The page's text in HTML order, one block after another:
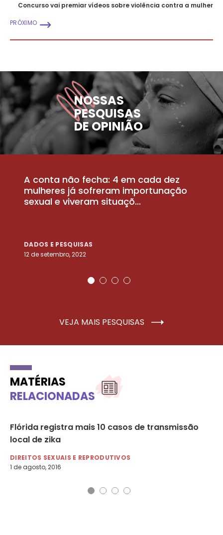
Concurso vai premiar vídeos sobre violência contra a mulher
PRÓXIMO
NOSSAS
PESQUISAS
DE OPINIÃO
A conta não fecha: 4 em cada dez
mulheres já sofreram importunação
sexual e viveram situaçõ...
DADOS E PESQUISAS
12 de setembro, 2022
VEJA MAIS PESQUISAS
MATÉRIAS
RELACIONADAS
Flórida registra mais 10 casos de transmissão
local de zika
DIREITOS SEXUAIS E REPRODUTIVOS
1 de agosto, 2016